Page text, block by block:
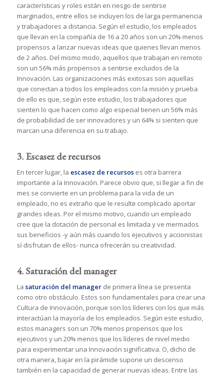
características y roles están en riesgo de sentirse
marginados, entre ellos se incluyen los de larga permanencia
y trabajadores a distancia. Según el estudio, los empleados
que llevan en la compañía de 16 a 20 años son un 20% menos
propensos a lanzar nuevas ideas que quienes llevan menos
de 2 años. Del mismo modo, aquellos que trabajan en remoto
son un 56% más propensos a sentirse excluidos de la
Innovación. Las organizaciones más exitosas son aquellas
que conectan a todos los empleados con la misión y prueba
de ello es que, según este estudio, los trabajadores que
sienten lo que hacen como algo especial tienen un 56% más
de probabilidad de ser innovadores y un 64% si sienten que
marcan una diferencia en su trabajo.
3. Escasez de recursos
En tercer lugar, la escasez de recursoses otra barrera
importante a la Innovación. Parece obvio que, si llegar a fin de
mes se convierte en un problema para la vida de un
empleado, no es extraño que le resulte complicado aportar
grandes ideas. Por el mismo motivo, cuando un empleado
cree que la dotación de personal es limitada y ve mermados
sus beneficios -y aún más cuando los ejecutivos y accionistas
sí disfrutan de ellos- nunca ofrecerán su creatividad.
4. Saturación del manager
La saturación del managerde primera línea se presenta
como otro obstáculo. Estos son fundamentales para crear una
Cultura de Innovación, porque son los líderes con los que más
interactúan la mayoría de los empleados. Según este estudio,
estos managers son un 70% menos propensos que los
ejecutivos y un 20% menos que los líderes de nivel medio
para experimentar una Innovación significativa. O, dicho de
otra manera, bajar en la pirámide supone un descenso
también en la capacidad de generar nuevas ideas. Entre las